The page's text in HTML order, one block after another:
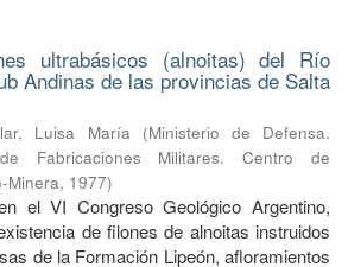
ultrabásicos (alnoitas) del Río
Andinas de las provincias de Salta
Luisa María (Ministerio de Defensa.
Fabricaciones Militares. Centro de
Minera, 1977)
el VI Congreso Geológico Argentino,
de filones de alnoitas instruidos
de la Formación Lipeón, afloramientos